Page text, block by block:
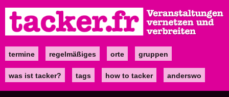
zum
Inhalt
Maintermine regelmäßiges orte gruppen
was ist tacker? tags how to tacker anderswo